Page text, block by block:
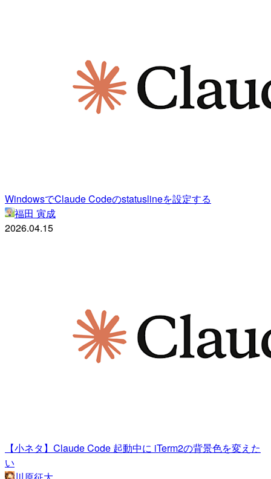
WindowsでClaude Codeのstatuslineを設定する
福田 寅成
2026.04.15
【小ネタ】Claude Code 起動中に iTerm2の背景色を変えた
い